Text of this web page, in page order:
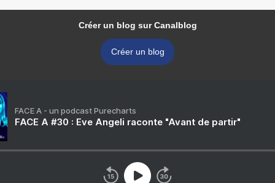
Créer un blog sur Canalblog
Créer un blog
FACE A - un podcast Purecharts
FACE A #30 : Eve Angeli raconte "Avant de partir"